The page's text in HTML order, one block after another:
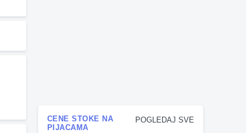
POGLEDAJ SVE
CENE STOKE NA
PIJACAMA